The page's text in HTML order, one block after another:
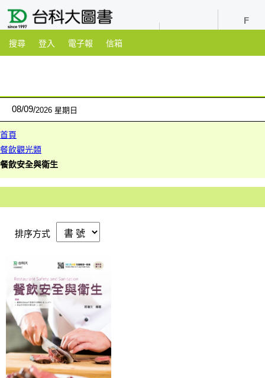
搜尋 登入 電子報 信箱
08/09 2026 星期日
首頁
餐飲觀光類
餐飲安全與衛生
排序方式